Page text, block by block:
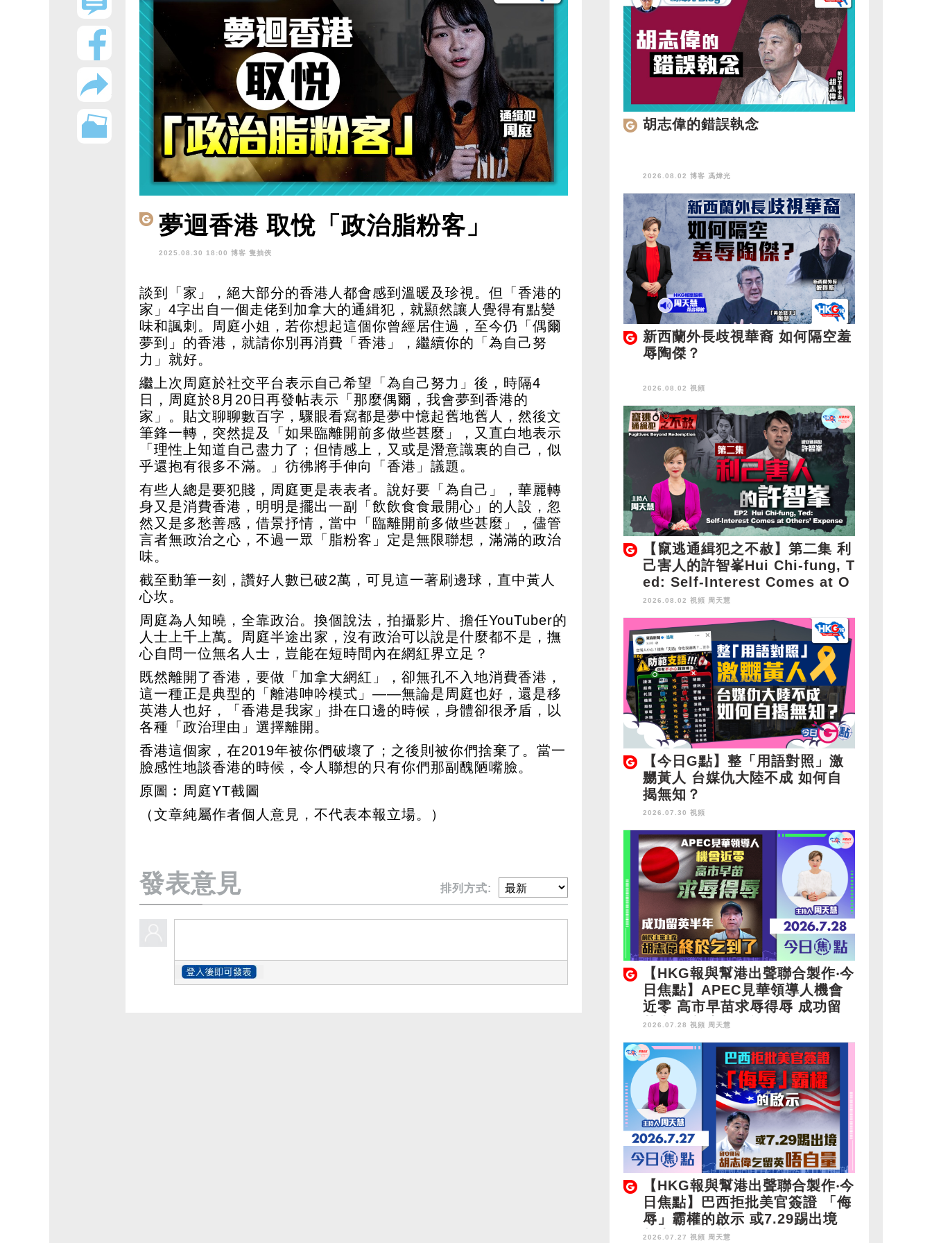
夢迴香港 取悅「政治脂粉客」
2025.08.30 18:00 博客 隻抽俠
談到「家」，絕大部分的香港人都會感到溫暖及珍視。但「香港的
家」4字出自一個走佬到加拿大的通緝犯，就顯然讓人覺得有點變
味和諷刺。周庭小姐，若你想起這個你曾經居住過，至今仍「偶爾
夢到」的香港，就請你別再消費「香港」，繼續你的「為自己努
力」就好。
繼上次周庭於社交平台表示自己希望「為自己努力」後，時隔4
日，周庭於8月20日再發帖表示「那麼偶爾，我會夢到香港的
家」。貼文聊聊數百字，驟眼看寫都是夢中憶起舊地舊人，然後文
筆鋒一轉，突然提及「如果臨離開前多做些甚麼」，又直白地表示
「理性上知道自己盡力了；但情感上，又或是潛意識裏的自己，似
乎還抱有很多不滿。」彷彿將手伸向「香港」議題。
有些人總是要犯賤，周庭更是表表者。說好要「為自己」，華麗轉
身又是消費香港，明明是擺出一副「飲飲食食最開心」的人設，忽
然又是多愁善感，借景抒情，當中「臨離開前多做些甚麼」，儘管
言者無政治之心，不過一眾「脂粉客」定是無限聯想，滿滿的政治
味。
截至動筆一刻，讚好人數已破2萬，可見這一著刷邊球，直中黃人
心坎。
周庭為人知曉，全靠政治。換個說法，拍攝影片、擔任YouTuber的
人士上千上萬。周庭半途出家，沒有政治可以說是什麼都不是，撫
心自問一位無名人士，豈能在短時間內在網紅界立足？
既然離開了香港，要做「加拿大網紅」，卻無孔不入地消費香港，
這一種正是典型的「離港呻吟模式」——無論是周庭也好，還是移
英港人也好，「香港是我家」掛在口邊的時候，身體卻很矛盾，以
各種「政治理由」選擇離開。
香港這個家，在2019年被你們破壞了；之後則被你們捨棄了。當一
臉感性地談香港的時候，令人聯想的只有你們那副醜陋嘴臉。
原圖︰周庭YT截圖
（文章純屬作者個人意見，不代表本報立場。）
發表意見 排列方式:
胡志偉的錯誤執念
2026.08.02 博客 馮煒光
新西蘭外長歧視華裔 如何隔空羞
辱陶傑？
2026.08.02 視頻
【竄逃通緝犯之不赦】第二集 利
己害人的許智峯Hui Chi-fung, T
ed: Self-Interest Comes at O
thers' Expense
2026.08.02 視頻 周天慧
【今日G點】整「用語對照」激
嬲黃人 台媒仇大陸不成 如何自
揭無知？
2026.07.30 視頻
【HKG報與幫港出聲聯合製作‧今
日焦點】APEC見華領導人機會
近零 高市早苗求辱得辱 成功留
英半年 胡志偉終於乞到了
2026.07.28 視頻 周天慧
【HKG報與幫港出聲聯合製作‧今
日焦點】巴西拒批美官簽證 「侮
辱」霸權的啟示 或7.29踢出境
胡志偉乞留英唔自量
2026.07.27 視頻 周天慧